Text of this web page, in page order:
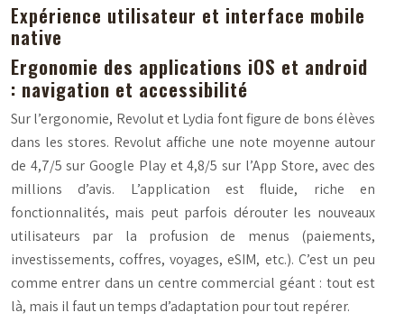
Expérience utilisateur et interface mobile
native
Ergonomie des applications iOS et android
: navigation et accessibilité
Sur l’ergonomie, Revolut et Lydia font figure de bons élèves
dans les stores. Revolut affiche une note moyenne autour
de 4,7/5 sur Google Play et 4,8/5 sur l’App Store, avec des
millions d’avis. L’application est fluide, riche en
fonctionnalités, mais peut parfois dérouter les nouveaux
utilisateurs par la profusion de menus (paiements,
investissements, coffres, voyages, eSIM, etc.). C’est un peu
comme entrer dans un centre commercial géant : tout est
là, mais il faut un temps d’adaptation pour tout repérer.